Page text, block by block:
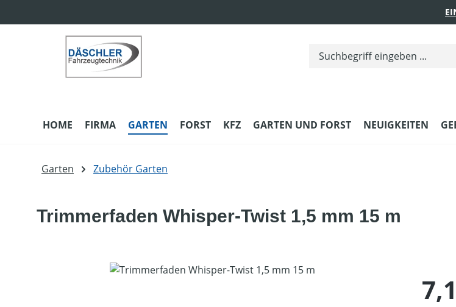
HOME FIRMA GARTEN FORST KFZ GARTEN UND FORST NEUIGKEITEN
Garten Zubehör Garten
Trimmerfaden Whisper-Twist 1,5 mm 15 m
Bildergalerie überspringen